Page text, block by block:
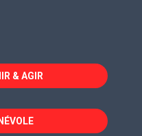
dans
une
fenêtre
& AGIR